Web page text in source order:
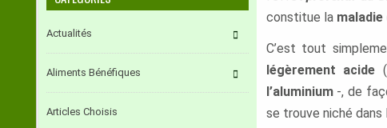
constitue la maladie
C’est tout
légèrement acide
l’aluminium-, de
se trouve niché dans
Actualités
Aliments Bénéfiques
Articles Choisis